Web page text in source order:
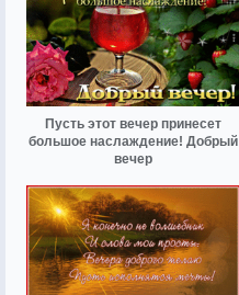
Пусть этот вечер принесет
большое наслаждение! Добрый
вечер